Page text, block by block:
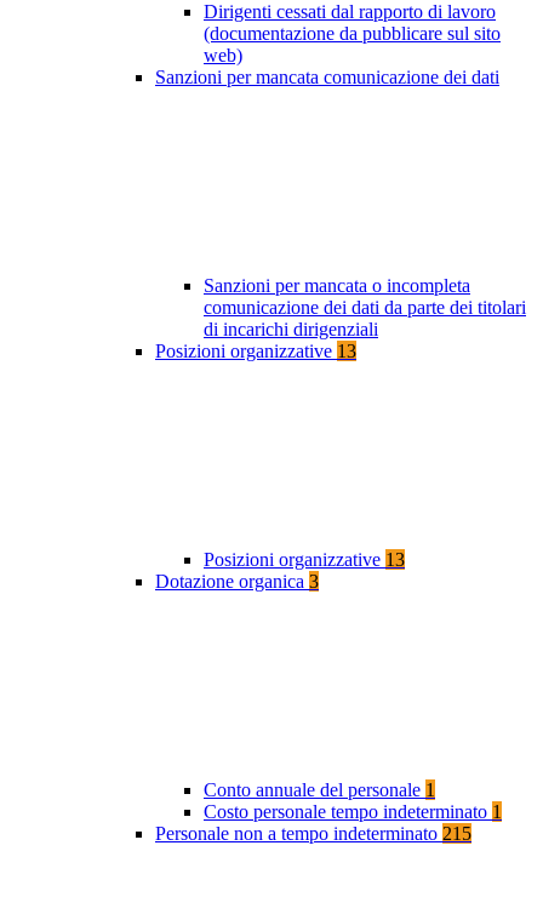
Dirigenti cessati dal rapporto di lavoro
(documentazione da pubblicare sul sito
web)
Sanzioni per mancata comunicazione dei dati
Sanzioni per mancata o incompleta
comunicazione dei dati da parte dei titolari
di incarichi dirigenziali
Posizioni organizzative 13
Posizioni organizzative 13
Dotazione organica 3
Conto annuale del personale 1
Costo personale tempo indeterminato 1
Personale non a tempo indeterminato 215